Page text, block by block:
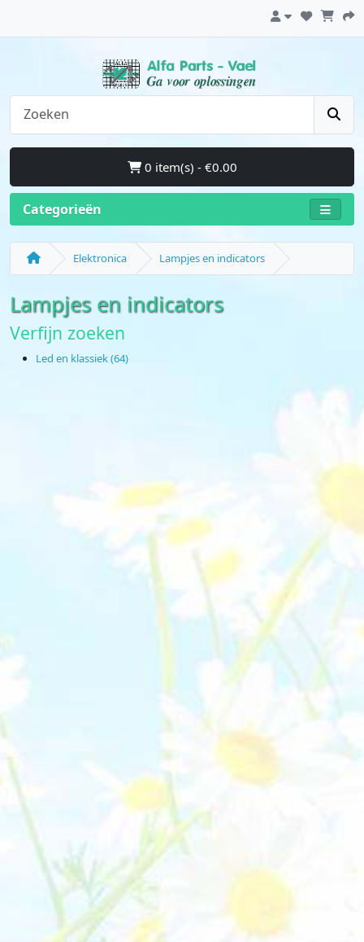
0 item(s) - €0.00
Categorieën
Elektronica Lampjes en indicators
Lampjes en indicators
Verfijn zoeken
Led en klassiek (64)